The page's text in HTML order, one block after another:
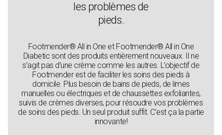
les problèmes de
pieds.
Footmender® All in One et Footmender® All in One
Diabetic sont des produits entièrement nouveaux. Il ne
s’agit pas d’une crème comme les autres. L’objectif de
Footmender est de faciliter les soins des pieds à
domicile. Plus besoin de bains de pieds, de limes
manuelles ou électriques et de chaussettes exfoliantes,
suivis de crèmes diverses, pour résoudre vos problèmes
de soins des pieds. Un seul produit suffit. C’est ça la partie
innovante!